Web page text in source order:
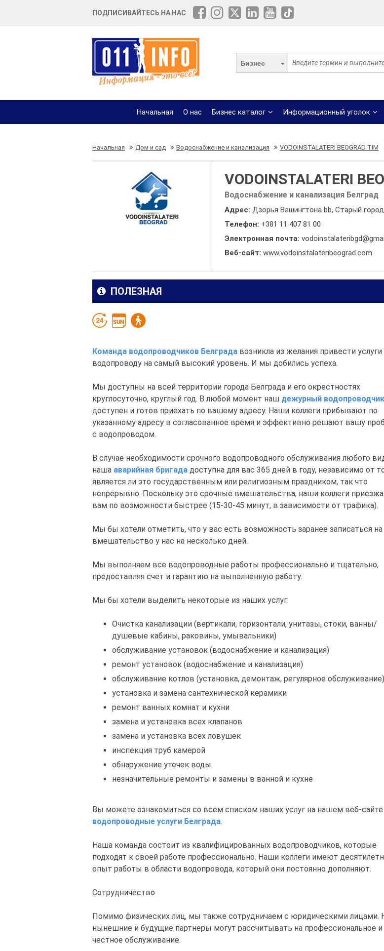
ПОДПИСИВАЙТЕСЬ НА НАС
Бизнес
Начальная О нас Бизнес каталог Информационный уголок
Начальная Дом и сад Водоснабжение и канализация VODOINSTALATERI BEOGRAD TIM
VODOINSTALATERI
Водоснабжение и канализация Белград
Адрес: Дзорья Вашингтона bb, Старый город
Телефон: +381 11 407 81 00
Электронная почта:
Веб-сайт: www.vodoinstalateribeograd.com
ПОЛЕЗНАЯ
Команда водопроводчиков Белграда возникла из желания привести услуги
водопроводу на самый высокий уровень. И мы добились успеха.
Мы доступны на всей территории города Белграда и его окрестностях
круглосуточно, круглый год. В любой момент наш дежурный водопроводчик
доступен и готов приехать по вашему адресу. Наши коллеги прибывают по
указанному адресу в согласованное время и эффективно решают вашу
с водопроводом.
В случае необходимости срочного водопроводного обслуживания любого
наша аварийная бригада доступна для вас 365 дней в году, независимо от
является ли это государственным или религиозным праздником, так что
непрерывно. Поскольку это срочные вмешательства, наши коллеги
вам по возможности быстрее (15-30-45 минут, в зависимости от трафика).
Мы бы хотели отметить, что у вас есть возможность заранее записаться на
вмешательство у нас на несколько дней.
Мы выполняем все водопроводные работы профессионально и тщательно,
предоставляя счет и гарантию на выполненную работу.
Мы бы хотели выделить некоторые из наших услуг:
Очистка канализации (вертикали, горизонтали, унитазы, стоки, ванны/
душевые кабины, раковины, умывальники)
обслуживание установок (водоснабжение и канализация)
ремонт установок (водоснабжение и канализация)
обслуживание котлов (установка, демонтаж, регулярное обслуживание)
установка и замена сантехнической керамики
ремонт ванных комнат и кухни
замена и установка всех клапанов
замена и установка всех ловушек
инспекция труб камерой
обнаружение утечек воды
незначительные ремонты и замены в ванной и кухне
Вы можете ознакомиться со всем списком наших услуг на нашем веб-сайте
водопроводные услуги Белграда.
Наша команда состоит из квалифицированных водопроводчиков, которые
подходят к своей работе профессионально. Наши коллеги имеют
опыт работы в области водопровода, который они постоянно дополняют.
Сотрудничество
Помимо физических лиц, мы также сотрудничаем с юридическими лицами.
нынешние и будущие партнеры могут рассчитывать на профессиональное и
честное обслуживание.